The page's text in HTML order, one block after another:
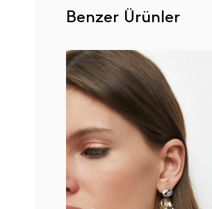
Benzer Ürünler